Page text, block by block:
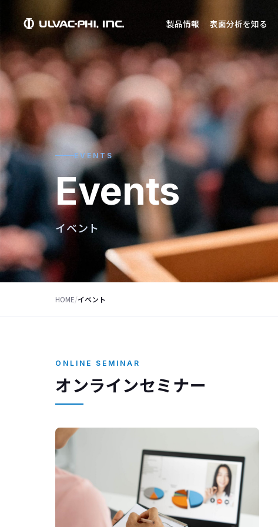
製品情報 表面分析を知る
EVENTS
Events
イベント
HOME/イベント
ONLINE SEMINAR
オンラインセミナー